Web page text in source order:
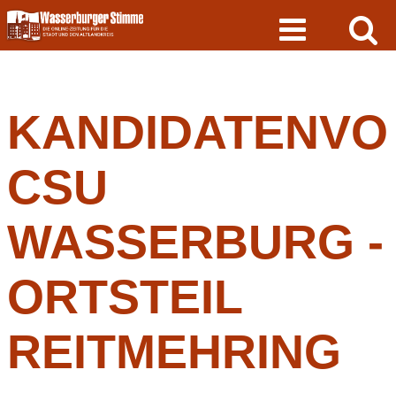
Skip
to
content
CSU
WASSERBURG -
ORTSTEIL
REITMEHRING